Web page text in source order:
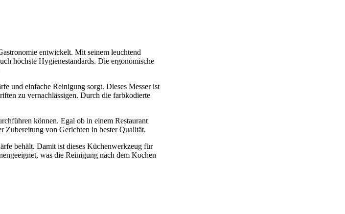
entwickelt. Mit seinem leuchtend
höchste Hygienestandards. Die ergonomische
und einfache Reinigung sorgt. Dieses Messer ist
zu vernachlässigen. Durch die farbkodierte
können. Egal ob in einem Restaurant
Zubereitung von Gerichten in bester Qualität.
behält. Damit ist dieses Küchenwerkzeug für
was die Reinigung nach dem Kochen